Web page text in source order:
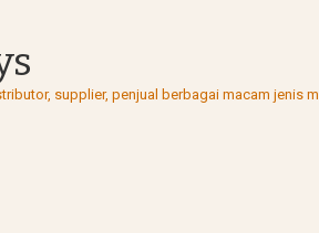
supplier, penjual berbagai macam jenis